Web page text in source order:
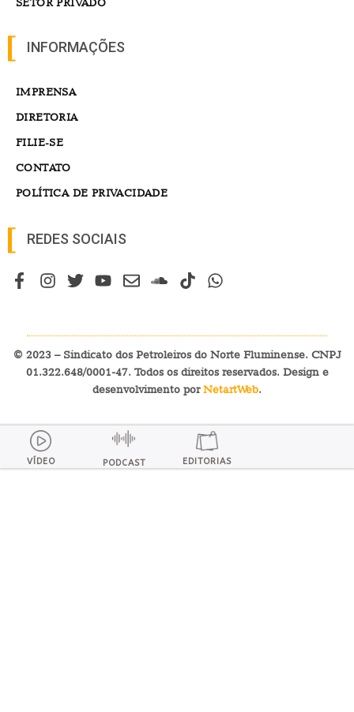
INFORMAÇÕES
IMPRENSA
DIRETORIA
FILIE-SE
CONTATO
POLÍTICA DE PRIVACIDADE
REDES SOCIAIS
© 2023 – Sindicato dos Petroleiros do Norte Fluminense. CNPJ
01.322.648/0001-47. Todos os direitos reservados. Design e
desenvolvimento porNetartWeb.
VÍDEO PODCAST EDITORIAS